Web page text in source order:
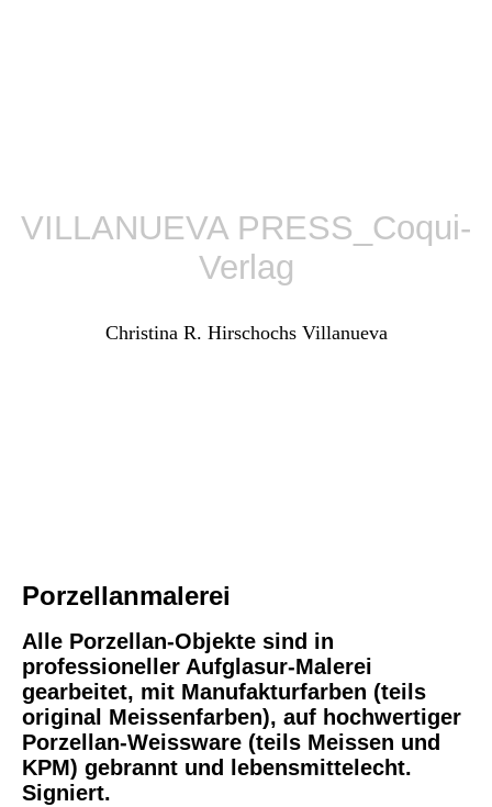
VILLANUEVA PRESS_Coqui-
Verlag
Christina R. Hirschochs Villanueva
Porzellanmalerei
Alle Porzellan-Objekte sind in
professioneller Aufglasur-Malerei
gearbeitet, mit Manufakturfarben (teils
original Meissenfarben), auf hochwertiger
Porzellan-Weissware (teils Meissen und
KPM) gebrannt und lebensmittelecht.
Signiert.